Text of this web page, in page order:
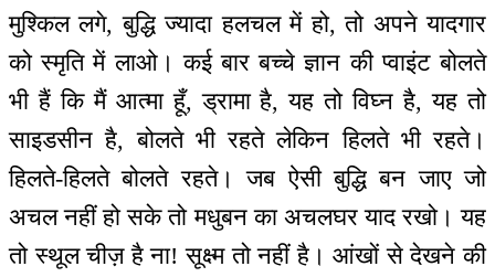
मुश्किल लगे, बुद्धि ज्यादा हलचल में हो, तो अपने यादगार
को स्मृति में लाओ। कई बार बच्चे ज्ञान की प्वाइंट बोलते
भी हैं कि मैं आत्मा हूँ, ड्रामा है, यह तो विघ्न है, यह तो
साइडसीन है, बोलते भी रहते लेकिन हिलते भी रहते।
हिलते-हिलते बोलते रहते। जब ऐसी बुद्धि बन जाए जो
अचल नहीं हो सके तो मधुबन का अचलघर याद रखो। यह
तो स्थूल चीज़ है ना! सूक्ष्म तो नहीं है। आंखों से देखने की